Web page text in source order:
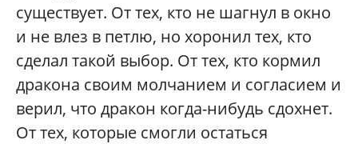
существует. От тех, кто не шагнул в окно
и не влез в петлю, но хоронил тех, кто
сделал такой выбор. От тех, кто кормил
дракона своим молчанием и согласием и
верил, что дракон когда-нибудь сдохнет.
От тех, которые смогли остаться